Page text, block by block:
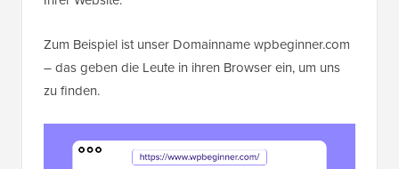
Zum Beispiel ist unser Domainname wpbeginner.com
– das geben die Leute in ihren Browser ein, um uns
zu finden.